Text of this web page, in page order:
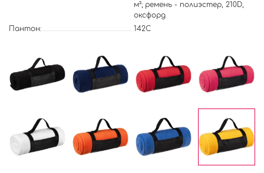
м²; ремень - полиэстер, 210D,
оксфорд
Пантон:
142C